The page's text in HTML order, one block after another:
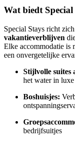
Wat biedt Special
Special Stays richt
vakantieverblijven
Elke accommodatie is
een onvergetelijke
Stijlvolle suites
het water in
Boshuisjes:
bedrijfsuitjes